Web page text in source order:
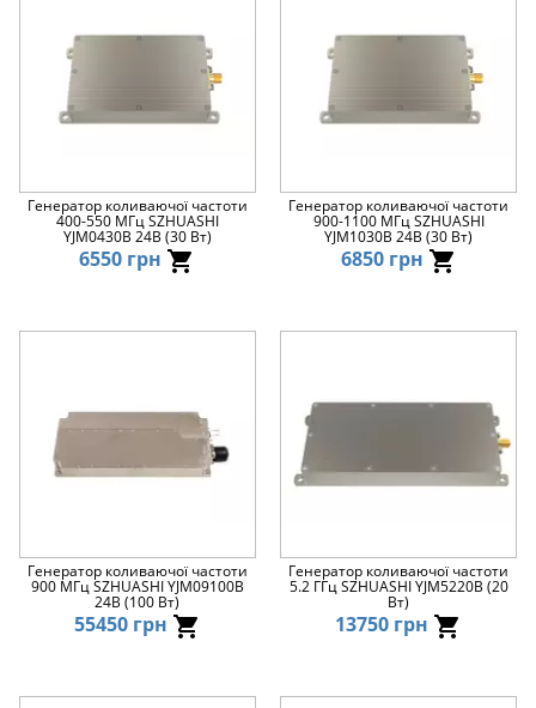
Генератор коливаючої частоти
400-550 МГц SZHUASHI
YJM0430B 24В (30 Вт)
6550 грн
Генератор коливаючої частоти
900-1100 МГц SZHUASHI
YJM1030B 24В (30 Вт)
6850 грн
Генератор коливаючої частоти
900 МГц SZHUASHI YJM09100B
24В (100 Вт)
55450 грн
Генератор коливаючої частоти
5.2 ГГц SZHUASHI YJM5220B (20
Вт)
13750 грн